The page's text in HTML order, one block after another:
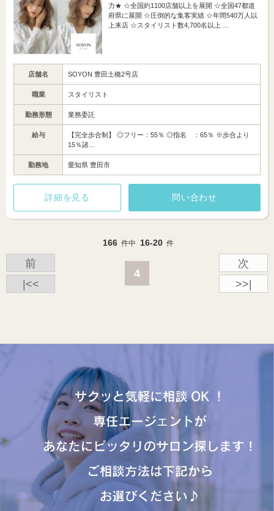
力★ ☆全国約1100店舗以上を展開 ☆全国47都道
府県に展開 ☆圧倒的な集客実績 ☆年間540万人以
上来店 ☆スタイリスト数4,700名以上 …
店舗名 SOYON 豊田土橋2号店
職業 スタイリスト
勤務形態 業務委託
給与
【完全歩合制】 ◎フリー：55％ ◎指名 ：65％ ※歩合より
15％諸…
勤務地 愛知県 豊田市
詳細を見る 問い合わせ
166 件中 16-20 件
|<<
前
4
次
>>|